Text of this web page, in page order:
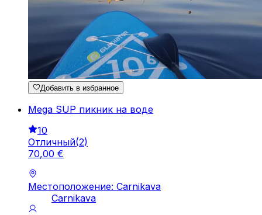
Добавить в избранное
Mega SUP пикник на воде
10
Отличный(2)
70,00 €
Местоположение: Carnikava
Carnikava